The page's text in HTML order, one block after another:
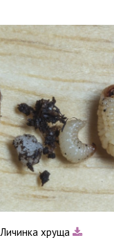
Личинка хруща